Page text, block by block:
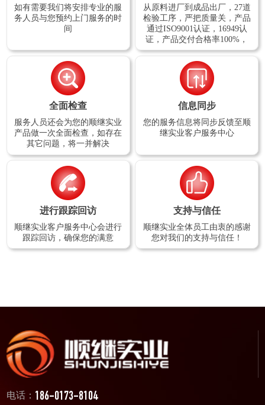
如有需要我们将安排专业的服
务人员与您预约上门服务的时
间
从原料进厂到成品出厂，27道
检验工序，严把质量关，产品
通过ISO9001认证，16949认
证，产品交付合格率100%，
全面检查
服务人员还会为您的顺继实业
产品做一次全面检查，如存在
其它问题，将一并解决
信息同步
您的服务信息将同步反馈至顺
继实业客户服务中心
进行跟踪回访
顺继实业客户服务中心会进行
跟踪回访，确保您的满意
支持与信任
顺继实业全体员工由衷的感谢
您对我们的支持与信任！
电话： 186-0173-8104